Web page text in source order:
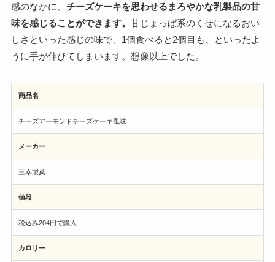
感のなかに、 チーズケーキを思わせるまろやかな乳製品の甘
味を感じることができます。 甘じょっぱ系のくせになるおい
しさといった感じの味で、1個食べると2個目も、といったよ
うに手が伸びてしまいます。想像以上でした。
商品名
チーズアーモンドチーズケーキ風味
メーカー
三幸製菓
値段
税込み204円で購入
カロリー